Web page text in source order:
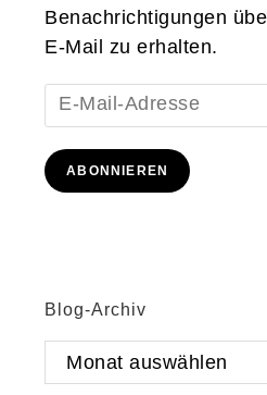
Benachrichtigungen
E-Mail zu erhalten.
E-
Mail-
Adresse
ABONNIEREN
Blog-Archiv
Blog-
Archiv